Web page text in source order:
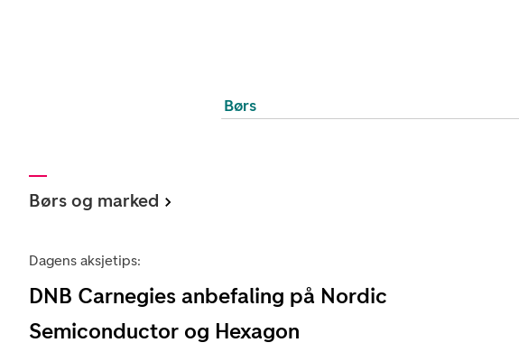
Børs
Børs og marked
Dagens aksjetips:
DNB Carnegies anbefaling på Nordic
Semiconductor og Hexagon